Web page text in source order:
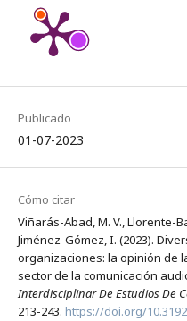
Publicado
01-07-2023
Cómo citar
Viñarás-Abad, M. V., Llorente-
Jiménez-Gómez, I. (2023).
organizaciones: la opinión de
sector de la comunicación
Interdisciplinar De Estudios De
213-243. https://doi.org/